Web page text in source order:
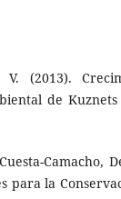
(2013).
de
Camacho,
para la